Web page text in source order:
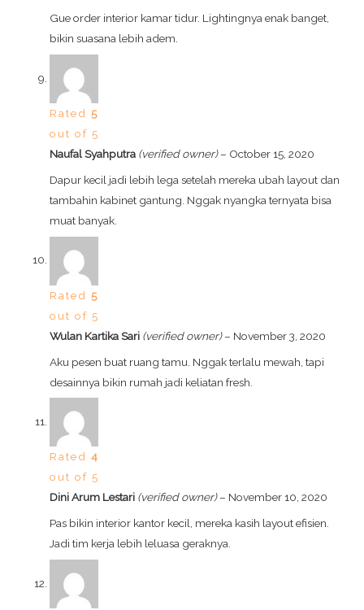
Gue order interior kamar tidur. Lightingnya enak banget,
bikin suasana lebih adem.
Rated5
out of 5
Naufal Syahputra (verified owner) – October 15, 2020
Dapur kecil jadi lebih lega setelah mereka ubah layout dan
tambahin kabinet gantung. Nggak nyangka ternyata bisa
muat banyak.
Rated5
out of 5
Wulan Kartika Sari (verified owner) – November 3, 2020
Aku pesen buat ruang tamu. Nggak terlalu mewah, tapi
desainnya bikin rumah jadi keliatan fresh.
Rated4
out of 5
Dini Arum Lestari (verified owner) – November 10, 2020
Pas bikin interior kantor kecil, mereka kasih layout efisien.
Jadi tim kerja lebih leluasa geraknya.